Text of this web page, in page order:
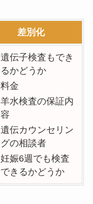
差別化
遺伝子検査もでき
るかどうか
料金
羊水検査の保証内
容
遺伝カウンセリン
グの相談者
妊娠6週でも検査
できるかどうか